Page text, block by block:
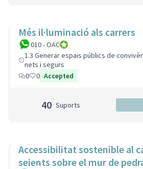
Més il·luminació als carrers
010 - OAC010 - Oficina d'Atenció
1.3 Generar espais públics de
nets i segurs
0
0 Accepted
40 Suports
Accessibilitat sostenible al
seients sobre el mur de